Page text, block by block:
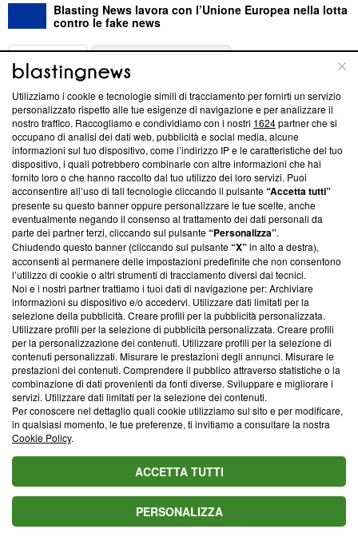
Blasting News lavora con l’Unione Europea nella lotta
contro le fake news
ABOUT
Questa sezione offre informazioni trasparenti su Blasting
News, sui nostri processi editoriali e su come ci impegniamo a
creare news di qualità. Inoltre, afferma la nostra aderenza a
‘Trust Project - News with Integrity’Blasting News non è
ancora membro del programma, ma ha richiesto di farne
parte; Trust Project non ha ancora effettuato una verifica di
conformità agli standard.
Su di noi
Team editoriale
Corporate
Redazione
Informativa Privacy
Cookie Policy
Blasting SA, IDI CHE-247.845.224, Via Carlo Frasca, 3 - 6900
Lugano (Svizzera) Tel:+39 0690258937
© 2026 Blasting News
Utilizziamo i cookie e tecnologie simili di tracciamento per fornirti un servizio
personalizzato rispetto alle tue esigenze di navigazione e per analizzare il
nostro traffico. Raccogliamo e condividiamo con i nostri 1624partner che si
occupano di analisi dei dati web, pubblicità e social media, alcune
informazioni sul tuo dispositivo, come l’indirizzo IP e le caratteristiche del tuo
dispositivo, i quali potrebbero combinarle con altre informazioni che hai
fornito loro o che hanno raccolto dal tuo utilizzo dei loro servizi. Puoi
acconsentire all’uso di tali tecnologie cliccando il pulsante“Accetta tutti”
presente su questo banner oppure personalizzare le tue scelte, anche
eventualmente negando il consenso al trattamento dei dati personali da
parte dei partner terzi, cliccando sul pulsante“Personalizza”.
Chiudendo questo banner (cliccando sul pulsante“X”in alto a destra),
acconsenti al permanere delle impostazioni predefinite che non consentono
l’utilizzo di cookie o altri strumenti di tracciamento diversi dai tecnici.
Noi e i nostri partner trattiamo i tuoi dati di navigazione per: Archiviare
informazioni su dispositivo e/o accedervi. Utilizzare dati limitati per la
selezione della pubblicità. Creare profili per la pubblicità personalizzata.
Utilizzare profili per la selezione di pubblicità personalizzata. Creare profili
per la personalizzazione dei contenuti. Utilizzare profili per la selezione di
contenuti personalizzati. Misurare le prestazioni degli annunci. Misurare le
prestazioni dei contenuti. Comprendere il pubblico attraverso statistiche o la
combinazione di dati provenienti da fonti diverse. Sviluppare e migliorare i
servizi. Utilizzare dati limitati per la selezione dei contenuti.
Per conoscere nel dettaglio quali cookie utilizziamo sul sito e per modificare,
in qualsiasi momento, le tue preferenze, ti invitiamo a consultare la nostra
Cookie Policy.
ACCETTA TUTTI
PERSONALIZZA